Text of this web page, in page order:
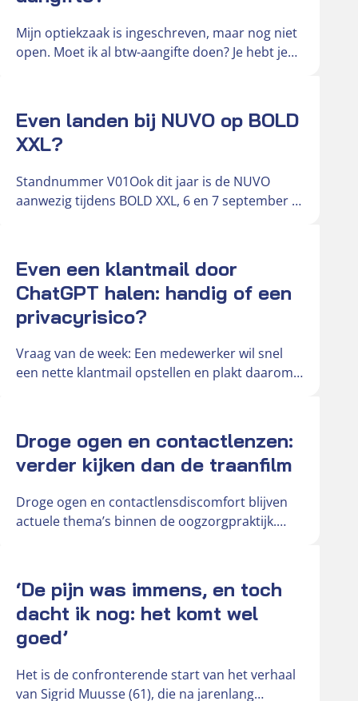
Mijn optiekzaak is ingeschreven, maar nog niet
open. Moet ik al btw-aangifte doen? Je hebt je
Even landen bij NUVO op BOLD
XXL?
Standnummer V01Ook dit jaar is de NUVO
aanwezig tijdens BOLD XXL, 6 en 7 september in
Even een klantmail door
ChatGPT halen: handig of een
privacyrisico?
Vraag van de week: Een medewerker wil snel
een nette klantmail opstellen en plakt daarom
Droge ogen en contactlenzen:
verder kijken dan de traanfilm
Droge ogen en contactlensdiscomfort blijven
actuele thema’s binnen de oogzorgpraktijk.
groeiende vraag…
‘De pijn was immens, en toch
dacht ik nog: het komt wel
goed’
Het is de confronterende start van het verhaal
van Sigrid Muusse (61), die na jarenlang